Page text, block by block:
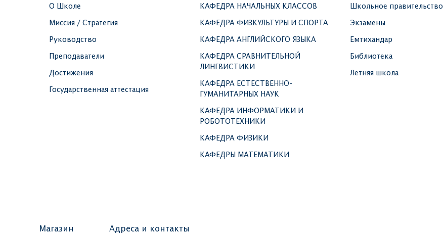
О Школе
Миссия / Стратегия
Руководство
Преподаватели
Достижения
Государственная аттестация
КАФЕДРА НАЧАЛЬНЫХ КЛАССОВ
КАФЕДРА ФИЗКУЛЬТУРЫ И СПОРТА
КАФЕДРА АНГЛИЙСКОГО ЯЗЫКА
КАФЕДРА СРАВНИТЕЛЬНОЙ
ЛИНГВИСТИКИ
КАФЕДРА ЕСТЕСТВЕННО-
ГУМАНИТАРНЫХ НАУК
КАФЕДРА ИНФОРМАТИКИ И
РОБОТОТЕХНИКИ
КАФЕДРА ФИЗИКИ
КАФЕДРЫ МАТЕМАТИКИ
Школьное правительство
Экзамены
Емтихандар
Библиотека
Летняя школа
Магазин Адреса и контакты